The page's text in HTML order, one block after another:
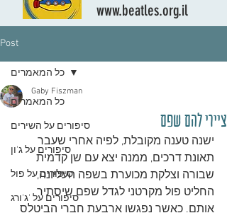
www.beatles.org.il
Post
כל המאמרים
סיפורים על השירים
סיפורים על ג'ון
סיפורים על פול
סיפורים על 'ג'ורג
כל המאמרים
ציירי להם שפם
Gaby Fiszman
ישנה טענה מקובלת, לפיה אחרי שעבר
תאונת דרכים, ממנה יצא עם שן קדמית
שבורה וצלקת מכוערת בשפה העליונה,
החליט פול מקרטני לגדל שפם שיסתיר
אותם. כאשר נפגשו ארבעת חברי הביטלס